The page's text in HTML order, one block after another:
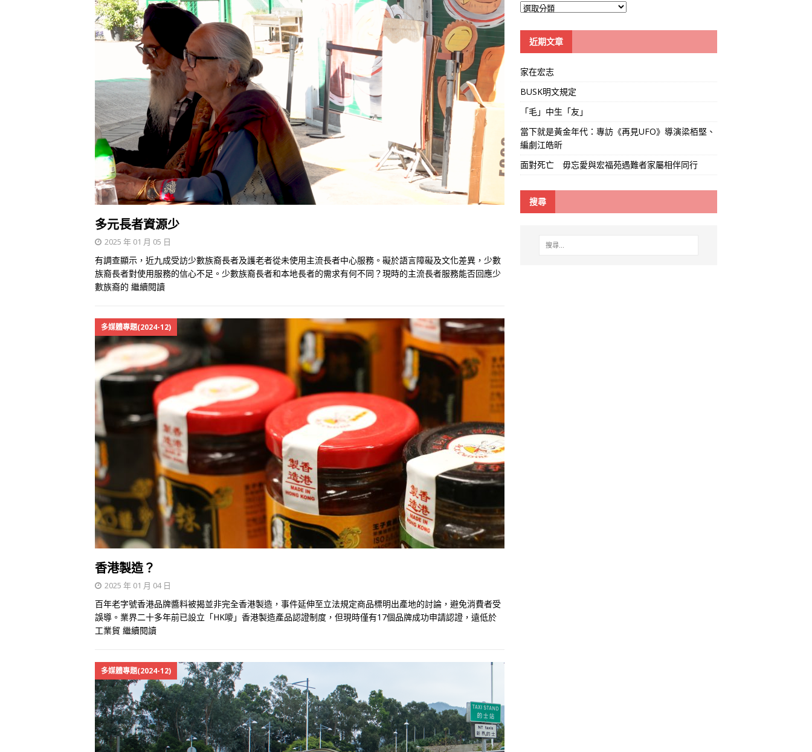
多元長者資源少
2025 年 01 月 05 日
有調查顯示，近九成受訪少數族裔長者及護老者從未使用主流長者中心服務。礙於語言障礙及文化差異，少數
族裔長者對使用服務的信心不足。少數族裔長者和本地長者的需求有何不同？現時的主流長者服務能否回應少
數族裔的 繼續閱讀
多媒體專題(2024-12)
香港製造？
2025 年 01 月 04 日
百年老字號香港品牌醬料被揭並非完全香港製造，事件延伸至立法規定商品標明出產地的討論，避免消費者受
誤導。業界二十多年前已設立「HK嘜」香港製造產品認證制度，但現時僅有17個品牌成功申請認證，遠低於
工業貿 繼續閱讀
多媒體專題(2024-12)
大
線
近期文章
家在宏志
BUSK明文規定
「毛」中生「友」
當下就是黃金年代：專訪《再見UFO》導演梁栢堅、
編劇江皓昕
面對死亡 毋忘愛與宏福苑遇難者家屬相伴同行
搜尋